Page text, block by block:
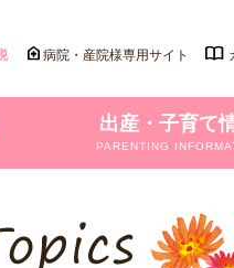
病院・産院様専用サイト
出産・子育て
PARENTING